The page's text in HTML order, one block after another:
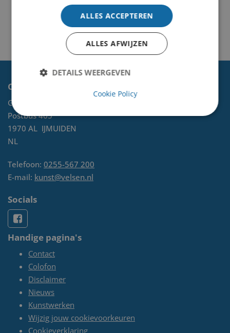
Contact
Gemeente Velsen
Postbus 465
1970 AL IJMUIDEN
NL
Telefoon: 0255-567 200
E-mail: kunst@velsen.nl
Socials
Handige pagina's
Contact
Colofon
Disclaimer
Nieuws
Kunstwerken
Wijzig jouw cookievoorkeuren
Cookieverklaring
ALLES ACCEPTEREN
ALLES AFWIJZEN
DETAILS WEERGEVEN
Cookie Policy